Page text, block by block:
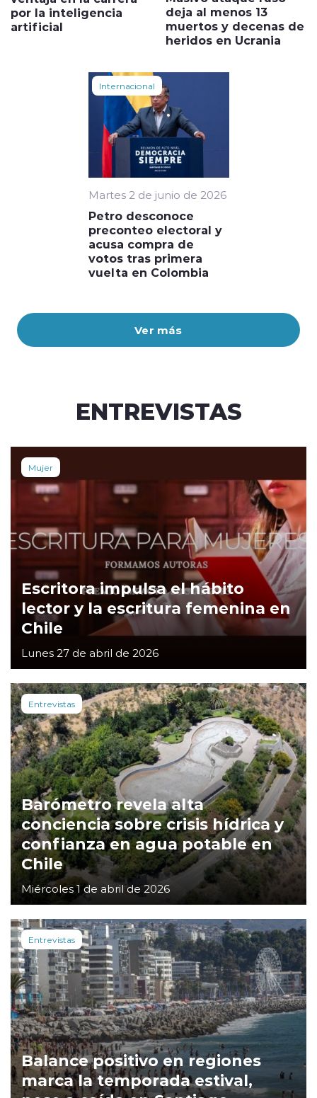
Ver más
por la inteligencia
artificial
deja al menos 13
muertos y decenas de
heridos en Ucrania
Internacional
Martes 2 de junio de 2026
Petro desconoce
preconteo electoral y
acusa compra de
votos tras primera
vuelta en Colombia
ENTREVISTAS
Mujer
Escritora impulsa el hábito
lector y la escritura femenina en
Chile
Lunes 27 de abril de 2026
Entrevistas
Barómetro revela alta
conciencia sobre crisis hídrica y
confianza en agua potable en
Chile
Miércoles 1 de abril de 2026
Entrevistas
Balance positivo en regiones
marca la temporada estival,